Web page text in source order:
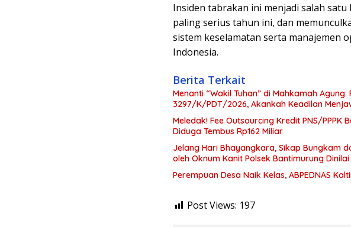
Insiden tabrakan ini menjadi salah
paling serius tahun ini, dan
sistem keselamatan serta manajemen
Indonesia.
Berita Terkait
Menanti “Wakil Tuhan” di Mahkamah
3297/K/PDT/2026, Akankah Keadilan
Meledak! Fee Outsourcing Kredit PNS/
Diduga Tembus Rp162 Miliar
Jelang Hari Bhayangkara, Sikap Bungkam
oleh Oknum Kanit Polsek Bantimurung
Perempuan Desa Naik Kelas, ABPEDNAS
Post Views: 197